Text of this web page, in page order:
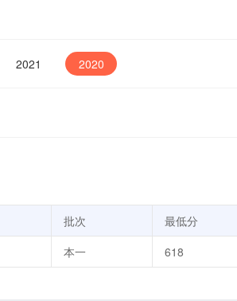
2021 2020
批次 最低分
本一 618